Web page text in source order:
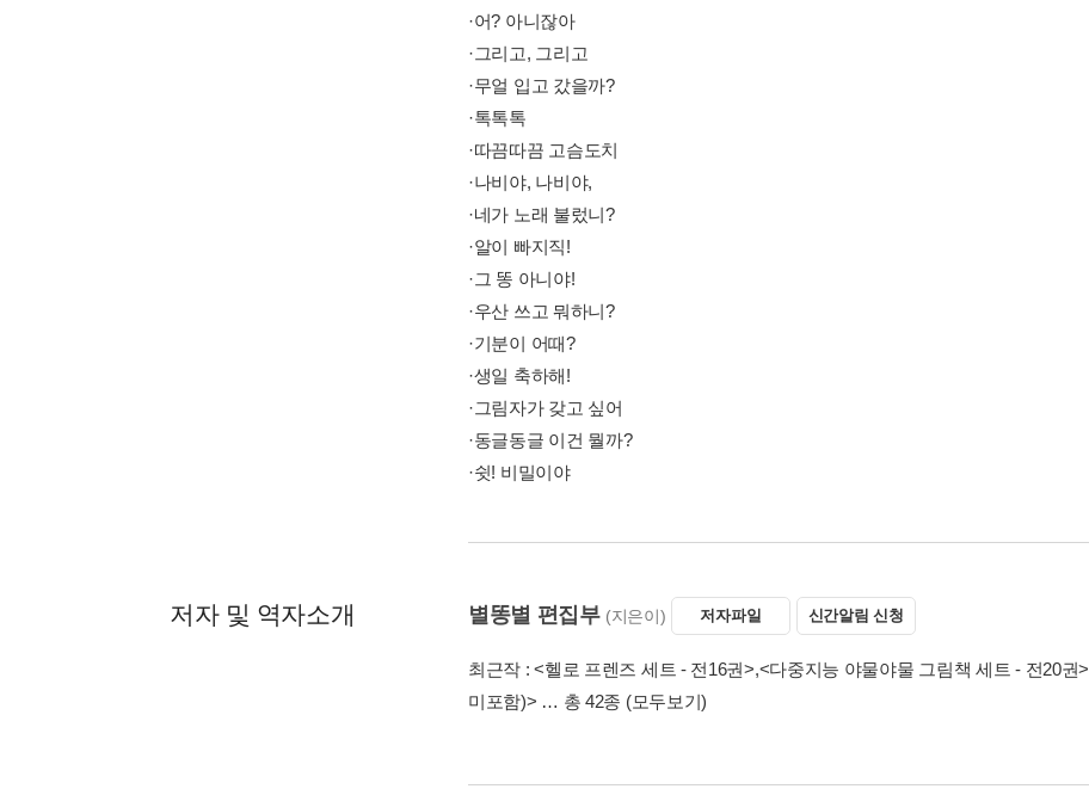
·어? 아니잖아
·그리고, 그리고
·무얼 입고 갔을까?
·톡톡톡
·따끔따끔 고슴도치
·나비야, 나비야,
·네가 노래 불렀니?
·알이 빠지직!
·그 똥 아니야!
·우산 쓰고 뭐하니?
·기분이 어때?
·생일 축하해!
·그림자가 갖고 싶어
·동글동글 이건 뭘까?
·쉿! 비밀이야
저자 및 역자소개 별똥별 편집부 (지은이) 저자파일 신간알림 신청
최근작 :<헬로 프렌즈 세트 - 전16권>,<다중지능 야물야물 그림책 세트 - 전20권>
미포함)> … 총 42종 (모두보기)